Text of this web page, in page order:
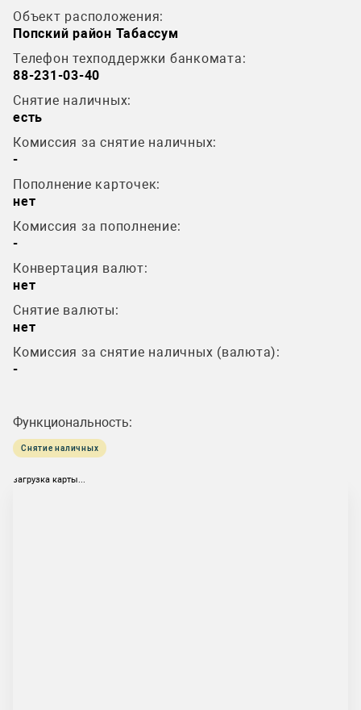
Объект расположения:
Попский район Табассум
Телефон техподдержки банкомата:
88-231-03-40
Снятие наличных:
есть
Комиссия за снятие наличных:
-
Пополнение карточек:
нет
Комиссия за пополнение:
-
Конвертация валют:
нет
Снятие валюты:
нет
Комиссия за снятие наличных (валюта):
-
Функциональность:
Снятие наличных
загрузка карты...